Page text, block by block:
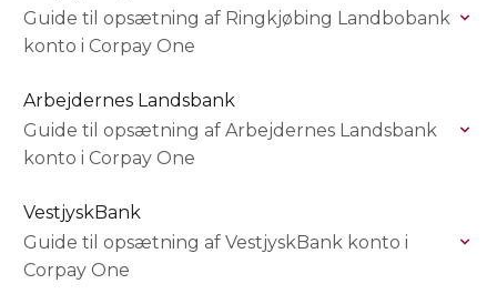
Guide til opsætning af Ringkjøbing Landbobank
konto i Corpay One
Arbejdernes Landsbank
Guide til opsætning af Arbejdernes Landsbank
konto i Corpay One
VestjyskBank
Guide til opsætning af VestjyskBank konto i
Corpay One